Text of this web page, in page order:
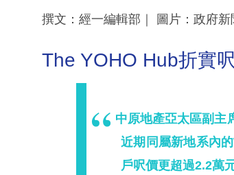
撰文：經一編輯部｜ 圖片：政府新
The YOHO Hub折實
中原地產亞太區副主
近期同屬新地系內
戶呎價更超過2.2萬元